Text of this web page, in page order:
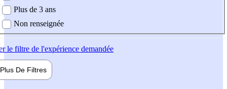
Plus de 3 ans
Non renseignée
le filtre de l'expérience demandée
Plus De Filtres